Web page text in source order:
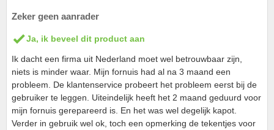
Zeker geen aanrader
Ja, ik beveel dit product aan
Ik dacht een firma uit Nederland moet wel betrouwbaar zijn,
niets is minder waar. Mijn fornuis had al na 3 maand een
probleem. De klantenservice probeert het probleem eerst bij de
gebruiker te leggen. Uiteindelijk heeft het 2 maand geduurd voor
mijn fornuis gerepareerd is. En het was wel degelijk kapot.
Verder in gebruik wel ok, toch een opmerking de tekentjes voor